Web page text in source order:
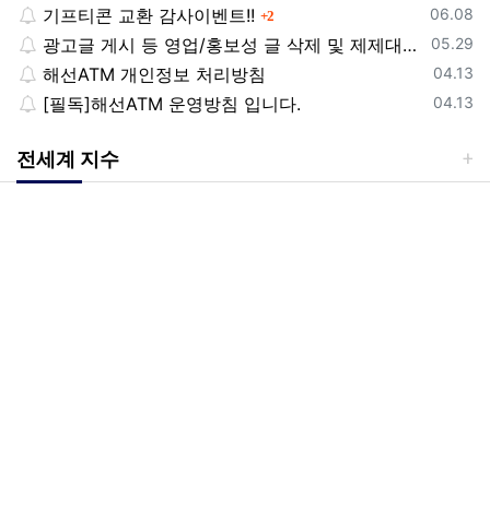
등록일
06.08
기프티콘 교환 감사이벤트!! 2댓글
등록일
05.29
광고글 게시 등 영업/홍보성 글 삭제 및 제제대상입니다.
등록일
04.13
해선ATM 개인정보 처리방침
등록일
04.13
[필독]해선ATM 운영방침 입니다.
전세계 지수